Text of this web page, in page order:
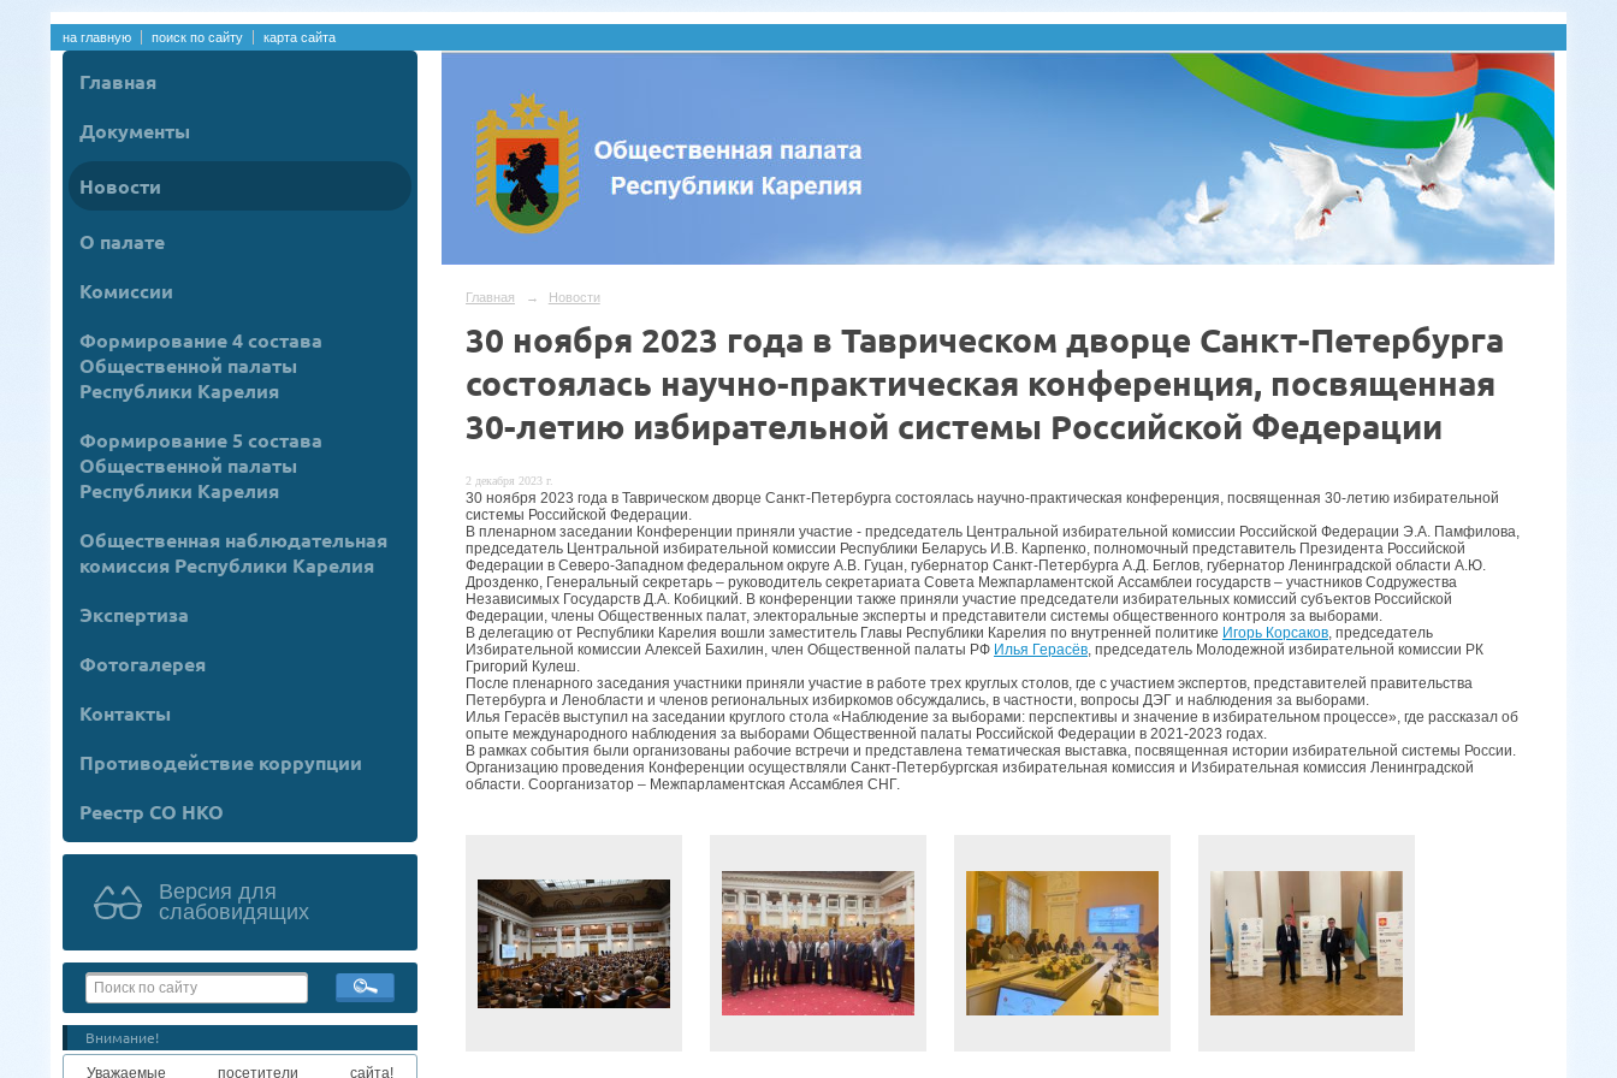
на главную поиск по сайту карта сайта
Главная
Документы
Новости
О палате
Комиссии
Формирование 4 состава
Общественной палаты
Республики Карелия
Формирование 5 состава
Общественной палаты
Республики Карелия
Общественная наблюдательная
комиссия Республики Карелия
Экспертиза
Фотогалерея
Контакты
Противодействие коррупции
Реестр СО НКО
Версия для
слабовидящих
Внимание!
Уважаемые посетители сайта!
Главная → Новости
30 ноября 2023 года в Таврическом дворце Санкт-Петербурга
состоялась научно-практическая конференция, посвященная
30-летию избирательной системы Российской Федерации
2 декабря 2023 г.
30 ноября 2023 года в Таврическом дворце Санкт-Петербурга состоялась научно-практическая конференция, посвященная 30-летию избирательной
системы Российской Федерации.
В пленарном заседании Конференции приняли участие - председатель Центральной избирательной комиссии Российской Федерации Э.А. Памфилова,
председатель Центральной избирательной комиссии Республики Беларусь И.В. Карпенко, полномочный представитель Президента Российской
Федерации в Северо-Западном федеральном округе А.В. Гуцан, губернатор Санкт-Петербурга А.Д. Беглов, губернатор Ленинградской области А.Ю.
Дрозденко, Генеральный секретарь – руководитель секретариата Совета Межпарламентской Ассамблеи государств – участников Содружества
Независимых Государств Д.А. Кобицкий. В конференции также приняли участие председатели избирательных комиссий субъектов Российской
Федерации, члены Общественных палат, электоральные эксперты и представители системы общественного контроля за выборами.
В делегацию от Республики Карелия вошли заместитель Главы Республики Карелия по внутренней политике Игорь Корсаков , председатель
Избирательной комиссии Алексей Бахилин, член Общественной палаты РФ Илья Герасёв , председатель Молодежной избирательной комиссии РК
Григорий Кулеш.
После пленарного заседания участники приняли участие в работе трех круглых столов, где с участием экспертов, представителей правительства
Петербурга и Ленобласти и членов региональных избиркомов обсуждались, в частности, вопросы ДЭГ и наблюдения за выборами.
Илья Герасёв выступил на заседании круглого стола «Наблюдение за выборами: перспективы и значение в избирательном процессе», где рассказал об
опыте международного наблюдения за выборами Общественной палаты Российской Федерации в 2021-2023 годах.
В рамках события были организованы рабочие встречи и представлена тематическая выставка, посвященная истории избирательной системы России.
Организацию проведения Конференции осуществляли Санкт-Петербургская избирательная комиссия и Избирательная комиссия Ленинградской
области. Соорганизатор – Межпарламентская Ассамблея СНГ.